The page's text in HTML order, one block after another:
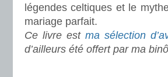
légendes celtiques et le
mariage parfait.
Ce livre est ma sélection
d’ailleurs été offert par ma